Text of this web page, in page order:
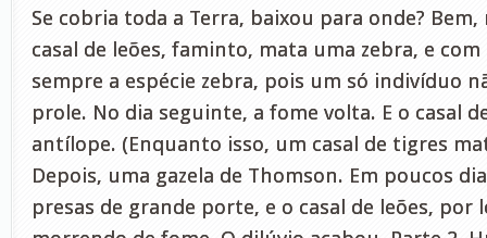
Se cobria toda a Terra, baixou para onde?
casal de leões, faminto, mata uma zebra, e
sempre a espécie zebra, pois um só indivíduo
prole. No dia seguinte, a fome volta. E o casal
antílope. (Enquanto isso, um casal de tigres
Depois, uma gazela de Thomson. Em poucos
presas de grande porte, e o casal de leões, por